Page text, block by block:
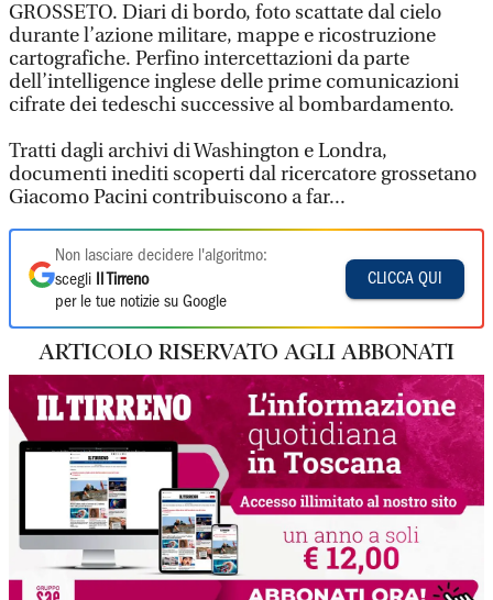
GROSSETO. Diari di bordo, foto scattate dal cielo
durante l’azione militare, mappe e ricostruzione
cartografiche. Perfino intercettazioni da parte
dell’intelligence inglese delle prime comunicazioni
cifrate dei tedeschi successive al bombardamento.
Tratti dagli archivi di Washington e Londra,
documenti inediti scoperti dal ricercatore grossetano
Giacomo Pacini contribuiscono a far...
Non lasciare decidere l'algoritmo:
scegli
Il Tirreno
per le tue notizie su Google
CLICCA QUI
ARTICOLO RISERVATO AGLI ABBONATI